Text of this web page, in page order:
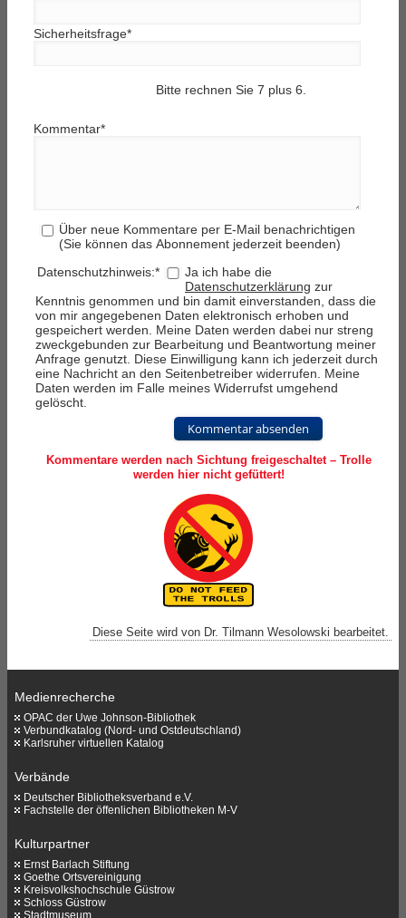
Sicherheitsfrage*
Bitte rechnen Sie 7 plus 6.
Kommentar*
Über neue Kommentare per E-Mail benachrichtigen
(Sie können das Abonnement jederzeit beenden)
Datenschutzhinweis:*
Ja ich habe die
Datenschutzerklärung zur
Kenntnis genommen und bin damit einverstanden, dass die
von mir angegebenen Daten elektronisch erhoben und
gespeichert werden. Meine Daten werden dabei nur streng
zweckgebunden zur Bearbeitung und Beantwortung meiner
Anfrage genutzt. Diese Einwilligung kann ich jederzeit durch
eine Nachricht an den Seitenbetreiber widerrufen. Meine
Daten werden im Falle meines Widerrufst umgehend
gelöscht.
Kommentar absenden
Kommentare werden nach Sichtung freigeschaltet – Trolle
werden hier nicht gefüttert!
Diese Seite wird von Dr. Tilmann Wesolowski bearbeitet.
Medienrecherche
OPAC der Uwe Johnson-Bibliothek
Verbundkatalog (Nord- und Ostdeutschland)
Karlsruher virtuellen Katalog
Verbände
Deutscher Bibliotheksverband e.V.
Fachstelle der öffenlichen Bibliotheken M-V
Kulturpartner
Ernst Barlach Stiftung
Goethe Ortsvereinigung
Kreisvolkshochschule Güstrow
Schloss Güstrow
Stadtmuseum